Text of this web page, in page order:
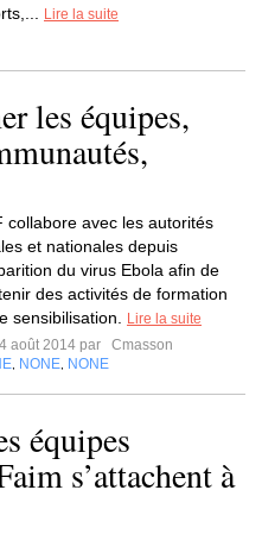
Lire la suite
les équipes,
collabore avec les autorités
et nationales depuis
du virus Ebola afin de
des activités de formation
sensibilisation.
Lire la suite
août 2014 par
Cmasson
NONE NONE
équipes
s’attachent à